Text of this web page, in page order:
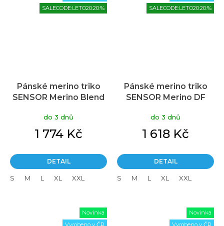
SALECODE:LETO20:20:%
Pánské merino triko
SENSOR Merino Blend
do 3 dnů
1 774 Kč
DETAIL
S M L XL XXL
SALECODE:LETO20:20:%
Pánské merino triko
SENSOR Merino DF
do 3 dnů
1 618 Kč
DETAIL
S M L XL XXL
Novinka
Vyrobeno v ČR
Novinka
Vyrobeno v ČR